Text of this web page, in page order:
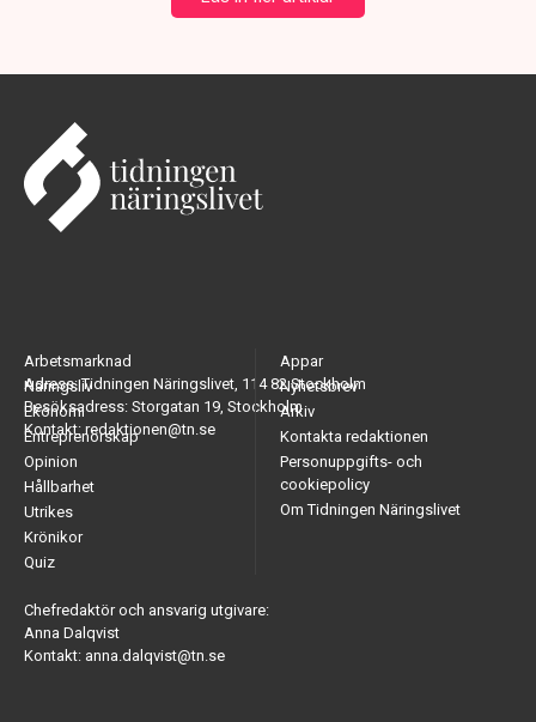
Adress: Tidningen Näringslivet, 114 82 Stockholm
Besöksadress: Storgatan 19, Stockholm
Kontakt: redaktionen@tn.se
Arbetsmarknad
Näringsliv
Ekonomi
Entreprenörskap
Opinion
Hållbarhet
Utrikes
Krönikor
Quiz
Appar
Nyhetsbrev
Arkiv
Kontakta redaktionen
Personuppgifts- och
cookiepolicy
Om Tidningen Näringslivet
Chefredaktör och ansvarig utgivare:
Anna Dalqvist
Kontakt: anna.dalqvist@tn.se